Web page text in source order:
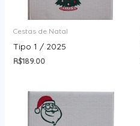
Cestas de Natal
Tipo 1 / 2025
R$189.00